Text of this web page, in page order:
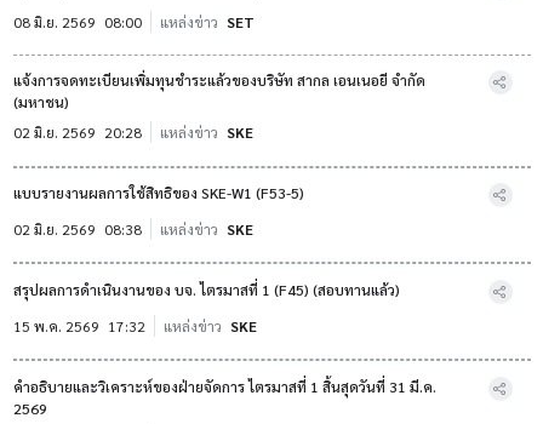
08 มิ.ย. 2569 08:00 แหล่งข่าว SET
แจ้งการจดทะเบียนเพิ่มทุนชำระแล้วของบริษัท สากล เอนเนอยี จำกัด
(มหาชน)
02 มิ.ย. 2569 20:28 แหล่งข่าว SKE
แบบรายงานผลการใช้สิทธิของ SKE-W1 (F53-5)
02 มิ.ย. 2569 08:38 แหล่งข่าว SKE
สรุปผลการดำเนินงานของ บจ. ไตรมาสที่ 1 (F45) (สอบทานแล้ว)
15 พ.ค. 2569 17:32 แหล่งข่าว SKE
คำอธิบายและวิเคราะห์ของฝ่ายจัดการ ไตรมาสที่ 1 สิ้นสุดวันที่ 31 มี.ค.
2569